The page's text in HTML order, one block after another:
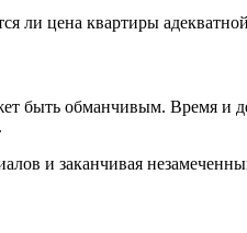
ли цена квартиры
обманчивым. Время и
и заканчивая